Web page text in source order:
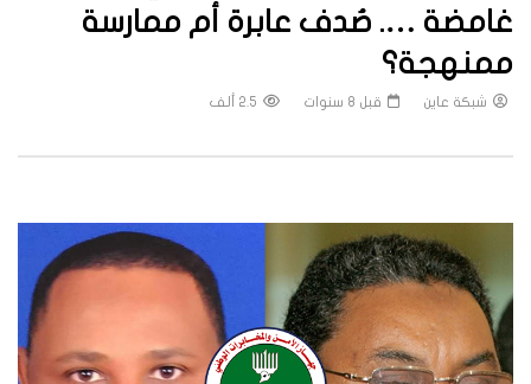
غامضة …. صُدف عابرة أم ممارسة
ممنهجة؟
شبكة عاين قبل 8 سنوات 2.5 ألف